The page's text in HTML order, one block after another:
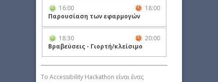
16:00
18:00
Παρουσίαση των εφαρμογών
18:30
20:00
Βραβεύσεις - Γιορτή/κλείσιμo
Τo Accessibility Hackathon είναι ένας